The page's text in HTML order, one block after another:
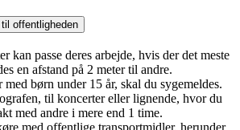
offentligheden
kan passe deres arbejde, hvis der det meste
en afstand på 2 meter til andre.
børn under 15 år, skal du sygemeldes.
til koncerter eller lignende, hvor du
med andre i mere end 1 time.
med offentlige transportmidler, herunder